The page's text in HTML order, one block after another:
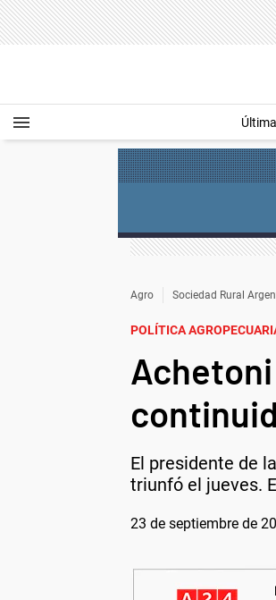
Agro Sociedad Rural
POLÍTICA
El presidente de
triunfó el jueves.
23 de septiembre de